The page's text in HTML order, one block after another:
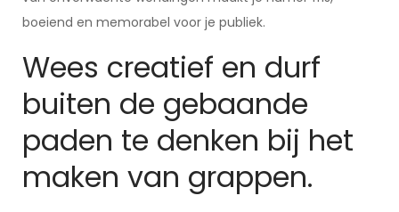
boeiend en memorabel voor je publiek.
Wees creatief en durf
buiten de gebaande
paden te denken bij het
maken van grappen.